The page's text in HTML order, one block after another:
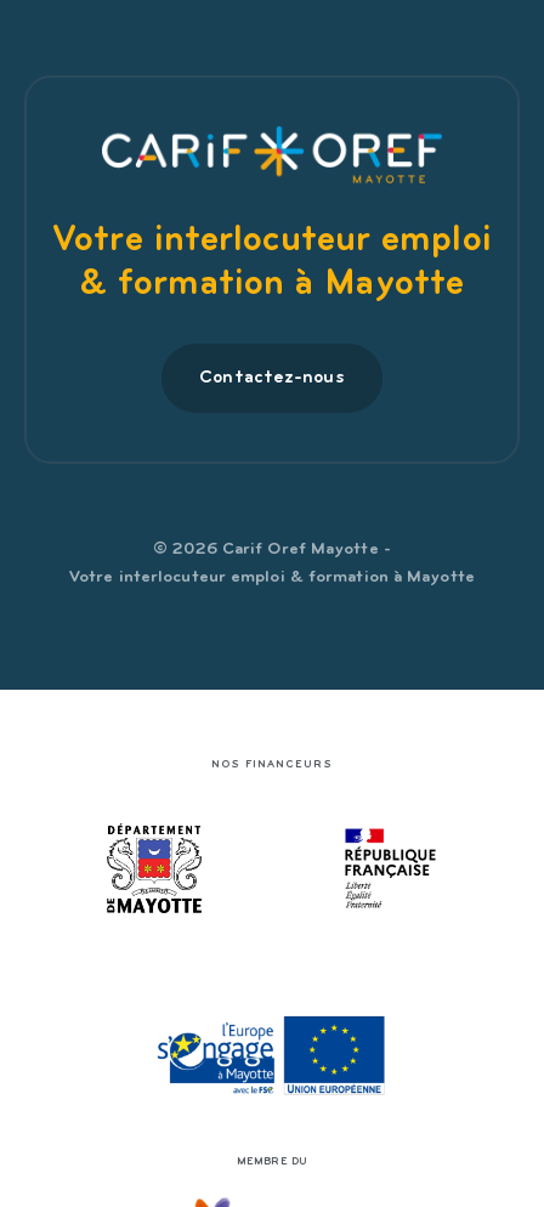
Votre interlocuteur emploi
& formation à Mayotte
Contactez-nous
© 2026 Carif Oref Mayotte -
Votre interlocuteur emploi & formation à Mayotte
NOS FINANCEURS
MEMBRE DU